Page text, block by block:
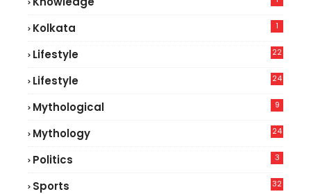
Kolkata 1
Lifestyle
22
Lifestyle
24
Mythological 9
Mythology 24
Politics 3
Sports 32